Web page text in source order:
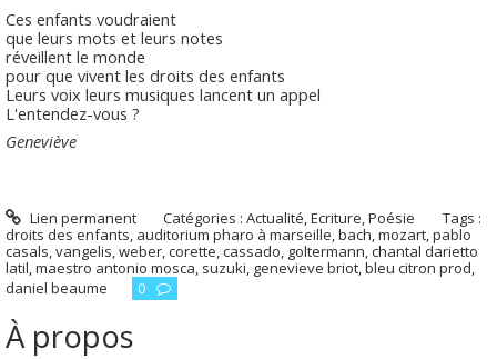
Ces enfants voudraient
que leurs mots et leurs notes
réveillent le monde
pour que vivent les droits des enfants
Leurs voix leurs musiques lancent un appel
L'entendez-vous ?
Geneviève
Lien permanent Catégories :Actualité,Ecriture,Poésie
Tags :
droits des enfants, auditorium pharo à marseille,bach,mozart,pablo
casals,vangelis,weber,corette,cassado, goltermann,chantal darietto
latil,maestro antonio mosca, suzuki, genevieve briot,bleu citron prod,
daniel beaume
0
À propos